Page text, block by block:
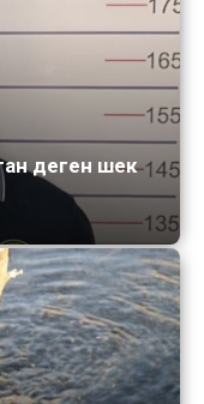
деген шек